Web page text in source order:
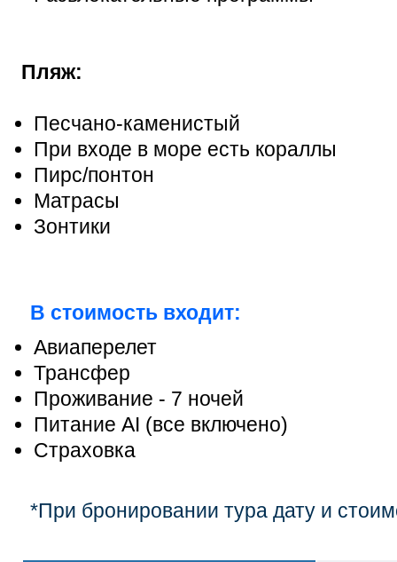
Пляж:
Песчано-каменистый
При входе в море есть кораллы
Пирс/понтон
Матрасы
Зонтики
В стоимость входит:
Авиаперелет
Трансфер
Проживание - 7 ночей
Питание AI (все включено)
Страховка
*При бронировании тура дату и